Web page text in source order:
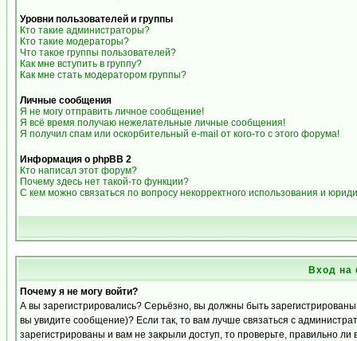
Уровни пользователей и группы
Кто такие администраторы?
Кто такие модераторы?
Что такое группы пользователей?
Как мне вступить в группу?
Как мне стать модератором группы?
Личные сообщения
Я не могу отправить личное сообщение!
Я всё время получаю нежелательные личные сообщения!
Я получил спам или оскорбительный e-mail от кого-то с этого форума!
Информация о phpBB 2
Кто написал этот форум?
Почему здесь нет такой-то функции?
С кем можно связаться по вопросу некорректного использования и
Вход на
Почему я не могу войти?
А вы зарегистрировались? Серьёзно, вы должны быть
вы увидите сообщение)? Если так, то вам лучше связаться с
зарегистрированы и вам не закрыли доступ, то проверьте, правильно